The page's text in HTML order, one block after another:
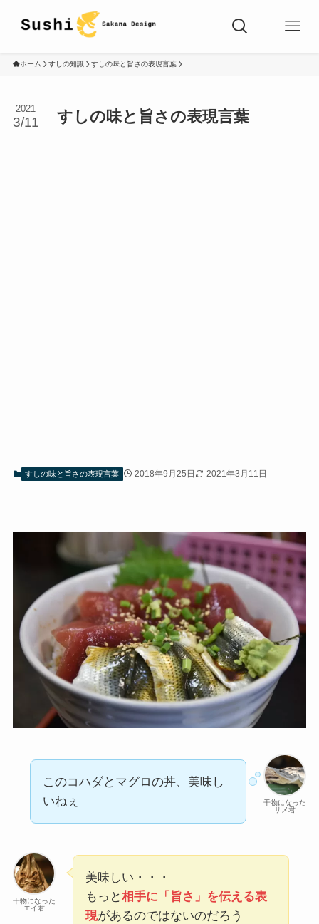
ホーム すしの知識 すしの味と旨さの表現言葉
すしの味と旨さの表現言葉
2021
3/11
すしの味と旨さの表現言葉 2018年9月25日 2021年3月11日
干物になった
サメ君
このコハダとマグロの丼、美味し
いねぇ
干物になった
エイ君
美味しい・・・
もっと相手に「旨さ」を伝える表
現があるのではないのだろう